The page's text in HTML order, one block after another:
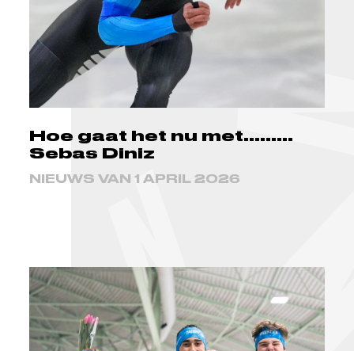
Hoe gaat het nu met.........
Sebas Diniz
NIEUWS VAN 1 APRIL 2026